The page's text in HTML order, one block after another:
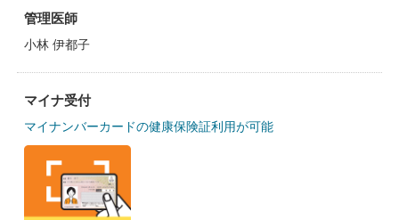
管理医師
小林 伊都子
マイナ受付
マイナンバーカードの健康保険証利用が可能